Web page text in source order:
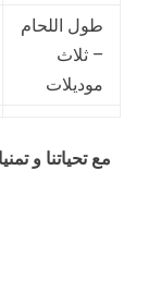
طول اللحام
– ثلاث
موديلات
مع تحياتنا و